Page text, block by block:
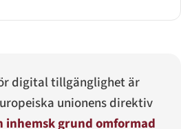
digital tillgänglighet är
unionens direktiv
inhemsk grund omformad